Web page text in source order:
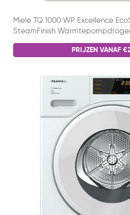
Miele TQ 1000 WP Excellence
SteamFinish
PRIJZEN VANAF